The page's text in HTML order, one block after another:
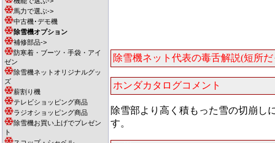
馬力で選ぶ->
中古機･デモ機
除雪機オプション
補修部品->
防寒着・ブーツ・手袋・アイ
ゼン
除雪機ネットオリジナルグッ
ズ
薪割り機
テレビショッピング商品
ラジオショッピング商品
除雪機お買い上げでプレゼン
ト
除雪機ネット代表の毒舌解説(短所
ホンダカタログコメント
除雪部より高く積もった雪の切崩し
す。